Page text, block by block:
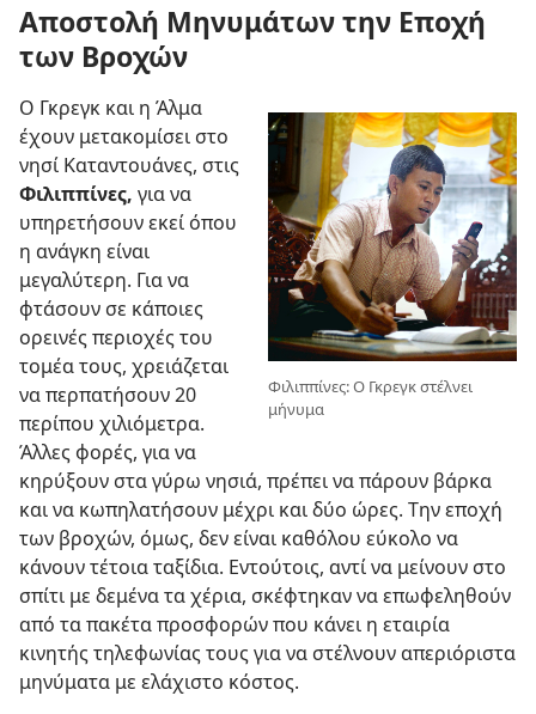
Αποστολή Μηνυμάτων την Εποχή
των Βροχών
Φιλιππίνες: Ο Γκρεγκ στέλνει
μήνυμα
Ο Γκρεγκ και η Άλμα
έχουν μετακομίσει στο
νησί Καταντουάνες, στις
Φιλιππίνες, για να
υπηρετήσουν εκεί όπου
η ανάγκη είναι
μεγαλύτερη. Για να
φτάσουν σε κάποιες
ορεινές περιοχές του
τομέα τους, χρειάζεται
να περπατήσουν 20
περίπου χιλιόμετρα.
Άλλες φορές, για να
κηρύξουν στα γύρω νησιά, πρέπει να πάρουν βάρκα
και να κωπηλατήσουν μέχρι και δύο ώρες. Την εποχή
των βροχών, όμως, δεν είναι καθόλου εύκολο να
κάνουν τέτοια ταξίδια. Εντούτοις, αντί να μείνουν στο
σπίτι με δεμένα τα χέρια, σκέφτηκαν να επωφεληθούν
από τα πακέτα προσφορών που κάνει η εταιρία
κινητής τηλεφωνίας τους για να στέλνουν απεριόριστα
μηνύματα με ελάχιστο κόστος.